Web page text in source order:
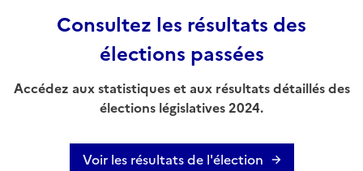
Consultez les résultats des
élections passées
Accédez aux statistiques et aux résultats détaillés des
élections législatives 2024.
Voir les résultats de l'élection